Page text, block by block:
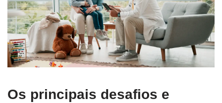
Os principais desafios e